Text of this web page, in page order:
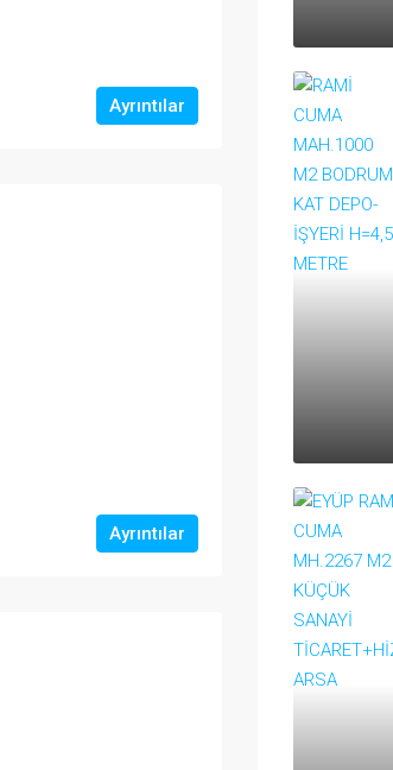
Ayrıntılar
Ayrıntılar